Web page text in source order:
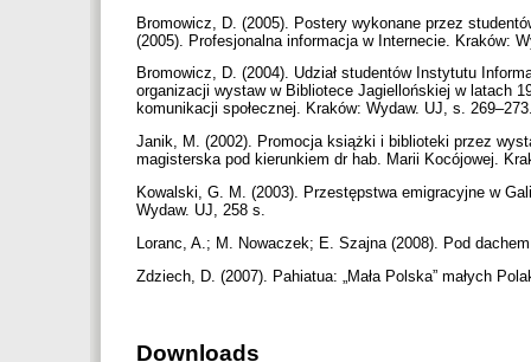
Bromowicz, D. (2005). Postery wykonane przez
(2005). Profesjonalna informacja w Internecie. Kraków:
Bromowicz, D. (2004). Udział studentów Instytutu
organizacji wystaw w Bibliotece Jagiellońskiej w latach
komunikacji społecznej. Kraków: Wydaw. UJ, s.
Janik, M. (2002). Promocja książki i biblioteki przez
magisterska pod kierunkiem dr hab. Marii Kocójowej.
Kowalski, G. M. (2003). Przestępstwa emigracyjne w
Wydaw. UJ, 258 s.
Loranc, A.; M. Nowaczek; E. Szajna (2008). Pod
Zdziech, D. (2007). Pahiatua: „Mała Polska” małych
Downloads